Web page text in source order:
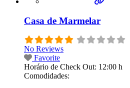
Casa de Marmelar
No Reviews
Favorite
Horário de Check Out: 12:00 h
Comodidades: